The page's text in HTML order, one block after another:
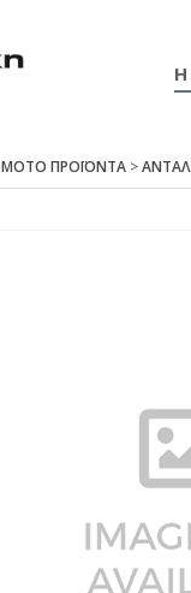
Η
ΜΟΤΟ ΠΡΟΪΟΝΤΑ>